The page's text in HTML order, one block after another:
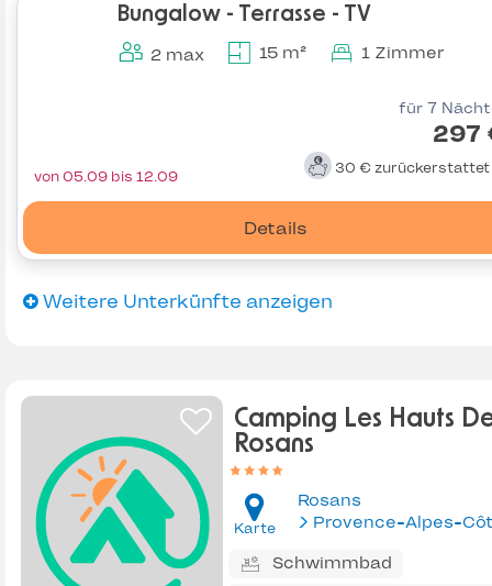
Bungalow - Terrasse - TV
2 max 15 m² 1 Zimmer
für 7
297
30 € zurückerstattet
Details
von 05.09 bis 12.09
Weitere Unterkünfte anzeigen
Camping Les Hauts
Rosans
Karte
Rosans
Schwimmbad